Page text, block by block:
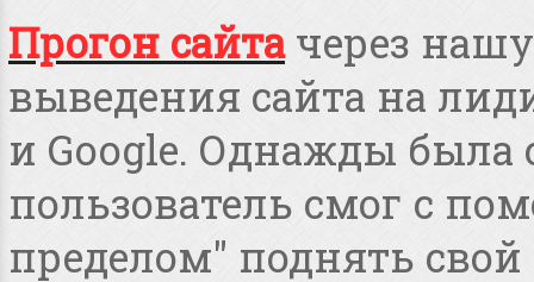
Прогон сайта через
выведения сайта на
и Google. Однажды была
пользователь смог с
пределом" поднять свой